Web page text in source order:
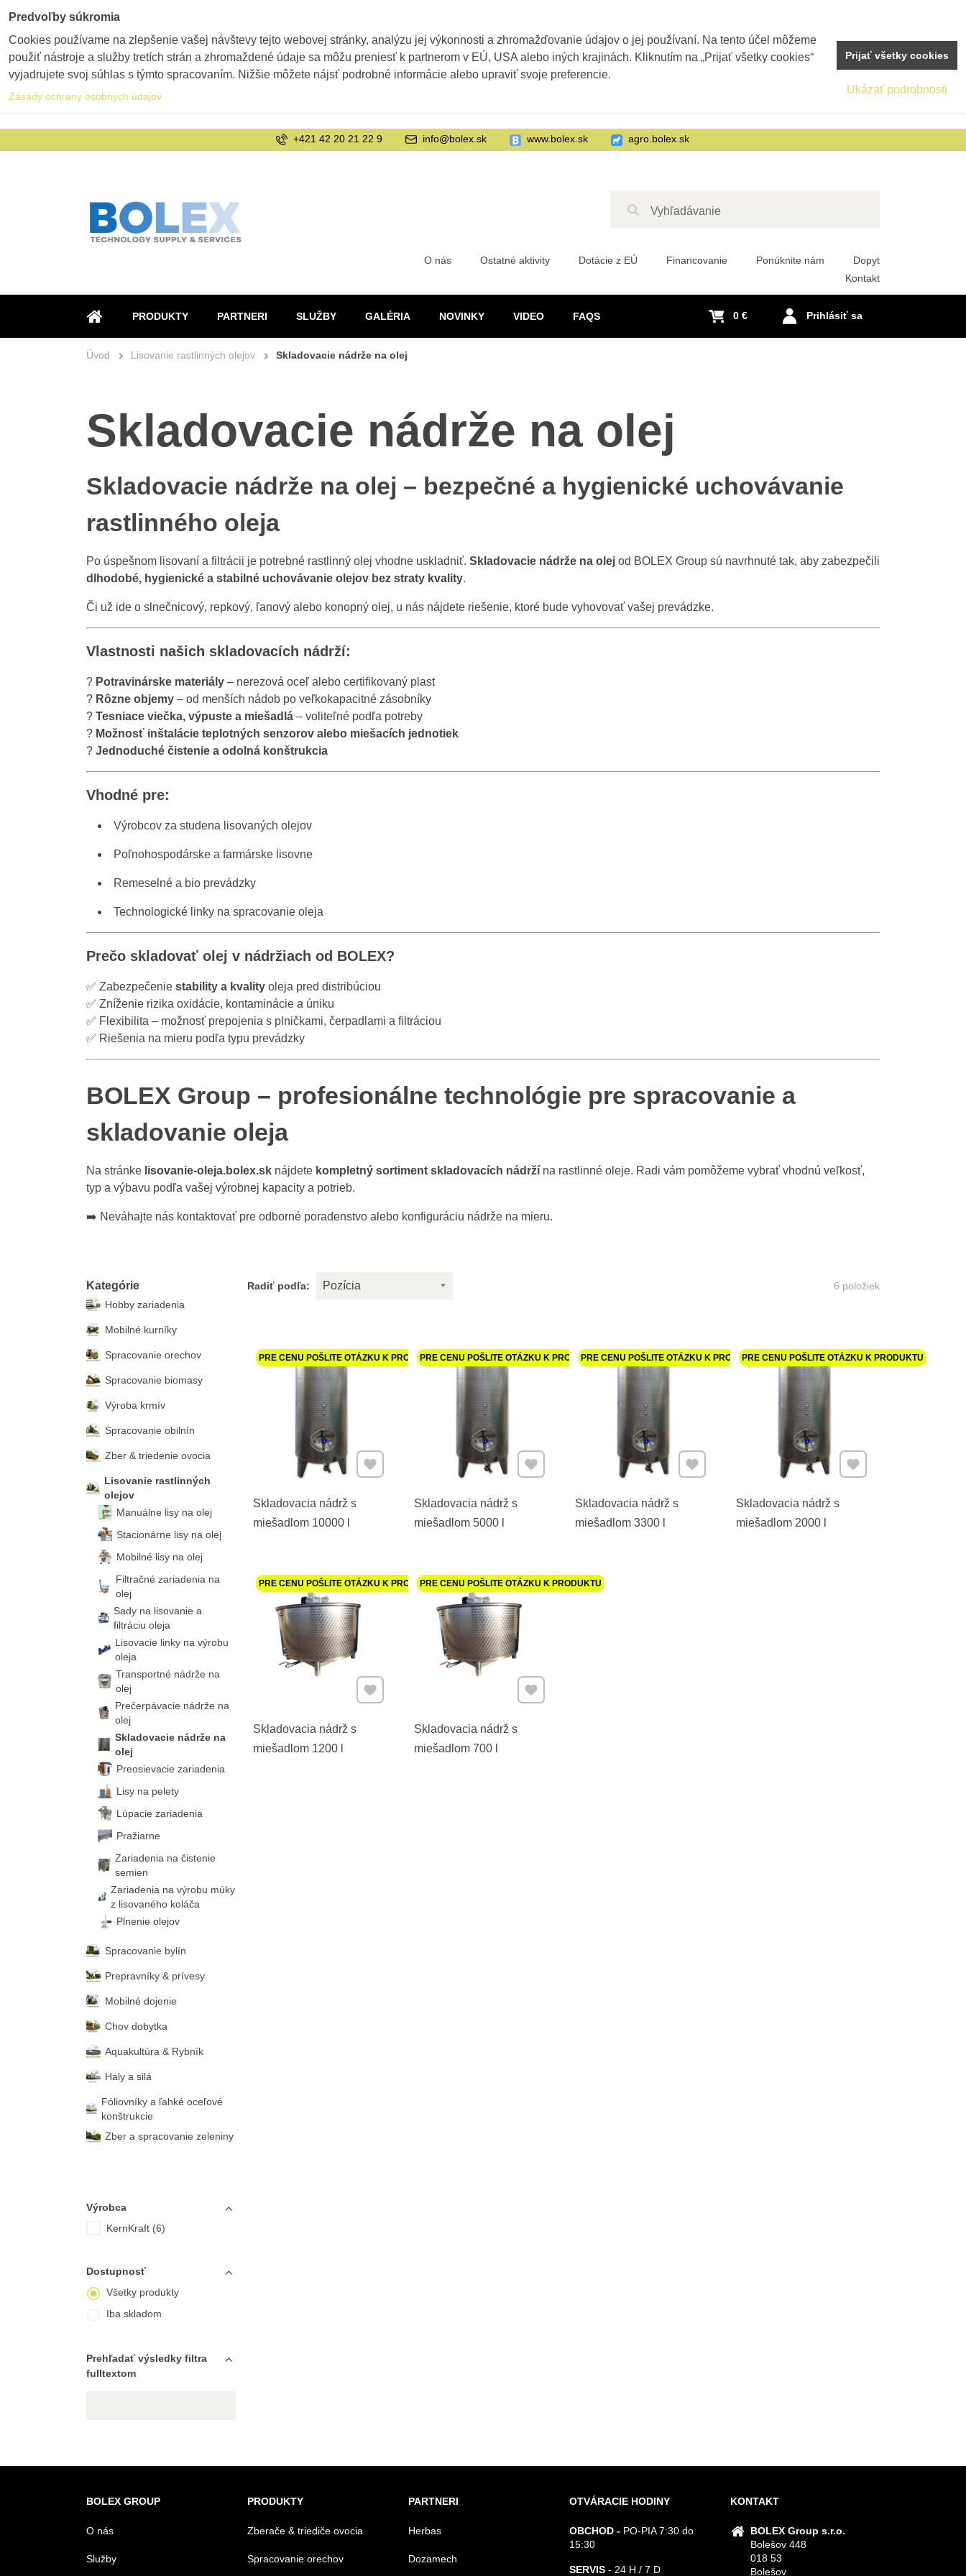
ÚVOD
PRODUKTY PARTNERI SLUŽBY GALÉRIA NOVINKY VIDEO FAQS
O nás Ostatné aktivity Dotácie z EÚ Financovanie Ponúknite nám
Dopyt
Kontakt
Prihlásiť sa
0 €
+421 42 20 21 22 9 info@bolex.sk www.bolex.sk agro.bolex.sk
Úvod Lisovanie rastlinných olejov Skladovacie nádrže na olej
Skladovacie nádrže na olej
Skladovacie nádrže na olej – bezpečné a hygienické uchovávanie
rastlinného oleja
Po úspešnom lisovaní a filtrácii je potrebné rastlinný olej vhodne uskladniť. Skladovacie nádrže na olejod BOLEX Group sú navrhnuté tak, aby zabezpečili
dlhodobé, hygienické a stabilné uchovávanie olejov bez straty kvality.
Či už ide o slnečnicový, repkový, ľanový alebo konopný olej, u nás nájdete riešenie, ktoré bude vyhovovať vašej prevádzke.
Vlastnosti našich skladovacích nádrží:
? Potravinárske materiály– nerezová oceľ alebo certifikovaný plast
? Rôzne objemy– od menších nádob po veľkokapacitné zásobníky
? Tesniace viečka, výpuste a miešadlá– voliteľné podľa potreby
?️ Možnosť inštalácie teplotných senzorov alebo miešacích jednotiek
?️ Jednoduché čistenie a odolná konštrukcia
Vhodné pre:
Výrobcov za studena lisovaných olejov
Poľnohospodárske a farmárske lisovne
Remeselné a bio prevádzky
Technologické linky na spracovanie oleja
Prečo skladovať olej v nádržiach od BOLEX?
✅ Zabezpečenie stability a kvalityoleja pred distribúciou
✅ Zníženie rizika oxidácie, kontaminácie a úniku
✅ Flexibilita – možnosť prepojenia s plničkami, čerpadlami a filtráciou
✅ Riešenia na mieru podľa typu prevádzky
BOLEX Group – profesionálne technológie pre spracovanie a
skladovanie oleja
Na stránke lisovanie-oleja.bolex.sknájdete kompletný sortiment skladovacích nádržína rastlinné oleje. Radi vám pomôžeme vybrať vhodnú veľkosť,
typ a výbavu podľa vašej výrobnej kapacity a potrieb.
➡️ Neváhajte nás kontaktovať pre odborné poradenstvo alebo konfiguráciu nádrže na mieru.
Radiť podľa: Pozícia 6 položiek
Skladovacia nádrž s
miešadlom 10000 l
PRE CENU POŠLITE OTÁZKU K PRODUKTU
Pridať k Obľúbeným
Skladovacia nádrž s
miešadlom 5000 l
PRE CENU POŠLITE OTÁZKU K PRODUKTU
Pridať k Obľúbeným
Skladovacia nádrž s
miešadlom 3300 l
PRE CENU POŠLITE OTÁZKU K PRODUKTU
Pridať k Obľúbeným
Skladovacia nádrž s
miešadlom 2000 l
PRE CENU POŠLITE OTÁZKU K PRODUKTU
Pridať k Obľúbeným
Skladovacia nádrž s
miešadlom 1200 l
PRE CENU POŠLITE OTÁZKU K PRODUKTU
Pridať k Obľúbeným
Skladovacia nádrž s
miešadlom 700 l
PRE CENU POŠLITE OTÁZKU K PRODUKTU
Pridať k Obľúbeným
Kategórie
Hobby zariadenia
Mobilné kurníky
Spracovanie orechov
Spracovanie biomasy
Výroba krmív
Spracovanie obilnín
Zber & triedenie ovocia
Lisovanie rastlinných
olejov
Manuálne lisy na olej
Stacionárne lisy na olej
Mobilné lisy na olej
Filtračné zariadenia na
olej
Sady na lisovanie a
filtráciu oleja
Lisovacie linky na výrobu
oleja
Transportné nádrže na
olej
Prečerpávacie nádrže na
olej
Skladovacie nádrže na
olej
Preosievacie zariadenia
Lisy na pelety
Lúpacie zariadenia
Pražiarne
Zariadenia na čistenie
semien
Zariadenia na výrobu múky
z lisovaného koláča
Plnenie olejov
Spracovanie bylín
Prepravníky & prívesy
Mobilné dojenie
Chov dobytka
Aquakultúra & Rybník
Haly a silá
Fóliovníky a ľahké oceľové
konštrukcie
Zber a spracovanie zeleniny
Výrobca
KernKraft (6)
Dostupnosť
Všetky produkty
Iba skladom
Prehľadať výsledky filtra
fulltextom
BOLEX GROUP
O nás
Služby
PRODUKTY
Zberače & triediče ovocia
Spracovanie orechov
PARTNERI
Herbas
Dozamech
OTVÁRACIE HODINY
OBCHOD - PO-PIA 7:30 do
15:30
SERVIS - 24 H / 7 D
KONTAKT
BOLEX Group s.r.o.
Bolešov 448
018 53
Bolešov
Predvoľby súkromia
Cookies používame na zlepšenie vašej návštevy tejto webovej stránky, analýzu jej výkonnosti a zhromažďovanie údajov o jej používaní. Na tento účel môžeme
použiť nástroje a služby tretích strán a zhromaždené údaje sa môžu preniesť k partnerom v EÚ, USA alebo iných krajinách. Kliknutím na „Prijať všetky cookies“
vyjadrujete svoj súhlas s týmto spracovaním. Nižšie môžete nájsť podrobné informácie alebo upraviť svoje preferencie.
Zásady ochrany osobných údajov
Ukázať podrobnosti
Prijať všetky cookies